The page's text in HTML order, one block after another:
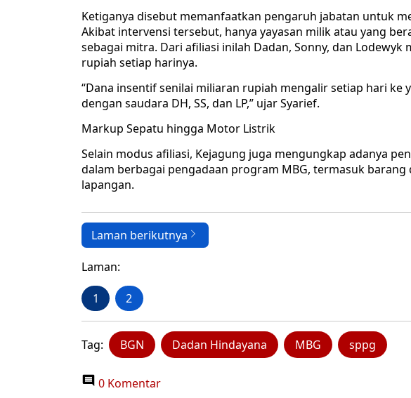
Ketiganya disebut memanfaatkan pengaruh jabatan untuk
Akibat intervensi tersebut, hanya yayasan milik atau yang
sebagai mitra. Dari afiliasi inilah Dadan, Sonny, dan
rupiah setiap harinya.
“Dana insentif senilai miliaran rupiah mengalir setiap hari ke
dengan saudara DH, SS, dan LP,” ujar Syarief.
Markup Sepatu hingga Motor Listrik
Selain modus afiliasi, Kejagung juga mengungkap adanya
dalam berbagai pengadaan program MBG, termasuk
lapangan.
Laman berikutnya
Laman:
1 2
Tag: BGN Dadan Hindayana MBG sppg
0 Komentar